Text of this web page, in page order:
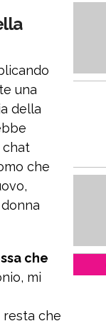
una
della
chat
che
che
mi
resta che